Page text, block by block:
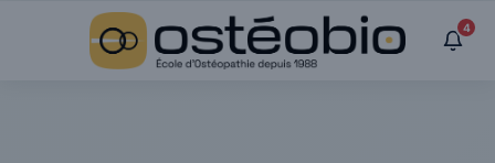
4
Panneau de gestion des cookies